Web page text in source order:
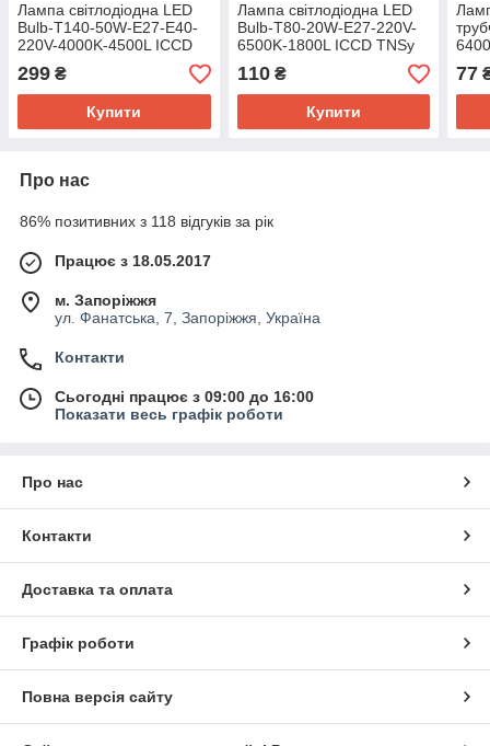
Лампа світлодіодна LED
Bulb-T140-50W-E27-E40-
220V-4000K-4500L ICCD
TNSy
299 ₴
Купити
Лампа світлодіодна LED
Bulb-T80-20W-E27-220V-
6500K-1800L ICCD TNSy
110₴
Купити
77
Про нас
86% позитивних з 118 відгуків за рік
Працює з 18.05.2017
м. Запоріжжя
ул. Фанатська, 7, Запоріжжя, Україна
Контакти
Сьогодні працює з 09:00 до 16:00
Показати весь графік роботи
Про нас
Контакти
Доставка та оплата
Графік роботи
Повна версія сайту